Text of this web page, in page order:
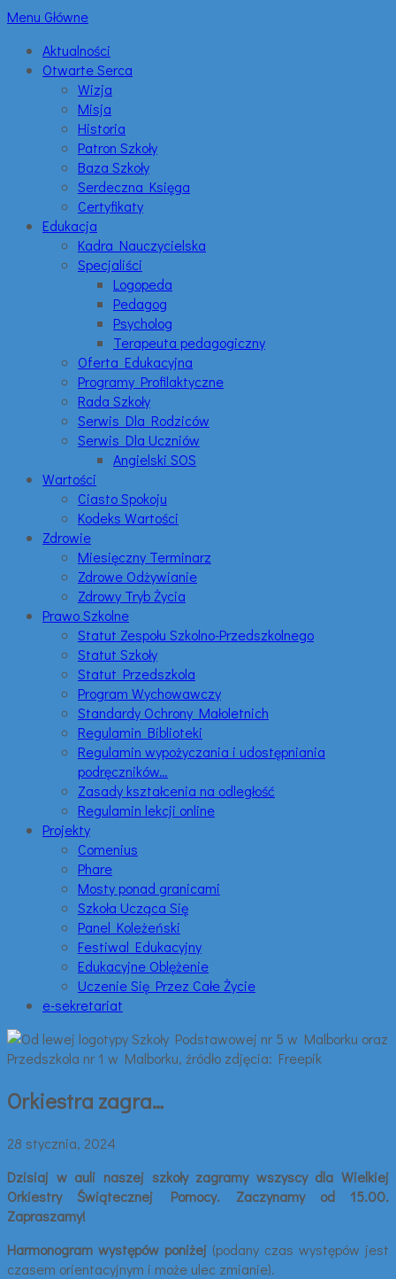
Menu Główne
Aktualności
Otwarte Serca
Wizja
Misja
Historia
Patron Szkoły
Baza Szkoły
Serdeczna Księga
Certyfikaty
Edukacja
Kadra Nauczycielska
Specjaliści
Logopeda
Pedagog
Psycholog
Terapeuta pedagogiczny
Oferta Edukacyjna
Programy Profilaktyczne
Rada Szkoły
Serwis Dla Rodziców
Serwis Dla Uczniów
Angielski SOS
Wartości
Ciasto Spokoju
Kodeks Wartości
Zdrowie
Miesięczny Terminarz
Zdrowe Odżywianie
Zdrowy Tryb Życia
Prawo Szkolne
Statut Zespołu Szkolno-Przedszkolnego
Statut Szkoły
Statut Przedszkola
Program Wychowawczy
Standardy Ochrony Małoletnich
Regulamin Biblioteki
Regulamin wypożyczania i udostępniania
podręczników…
Zasady kształcenia na odległość
Regulamin lekcji online
Projekty
Comenius
Phare
Mosty ponad granicami
Szkoła Ucząca Się
Panel Koleżeński
Festiwal Edukacyjny
Edukacyjne Oblężenie
Uczenie Się Przez Całe Życie
e-sekretariat
Orkiestra zagra…
28 stycznia, 2024
Dzisiaj w auli naszej szkoły zagramy wszyscy dla Wielkiej
Orkiestry Świątecznej Pomocy. Zaczynamy od 15.00.
Zapraszamy!
Harmonogram występów poniżej (podany czas występów jest
czasem orientacyjnym i może ulec zmianie).